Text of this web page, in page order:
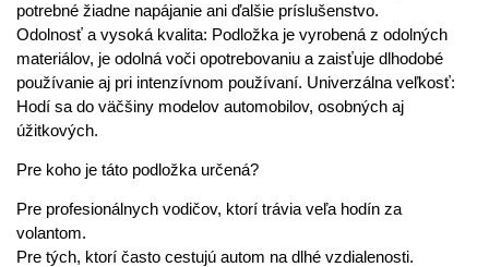
potrebné žiadne napájanie ani ďalšie príslušenstvo.
Odolnosť a vysoká kvalita: Podložka je vyrobená z odolných
materiálov, je odolná voči opotrebovaniu a zaisťuje dlhodobé
používanie aj pri intenzívnom používaní. Univerzálna veľkosť:
Hodí sa do väčšiny modelov automobilov, osobných aj
úžitkových.
Pre koho je táto podložka určená?
Pre profesionálnych vodičov, ktorí trávia veľa hodín za
volantom.
Pre tých, ktorí často cestujú autom na dlhé vzdialenosti.